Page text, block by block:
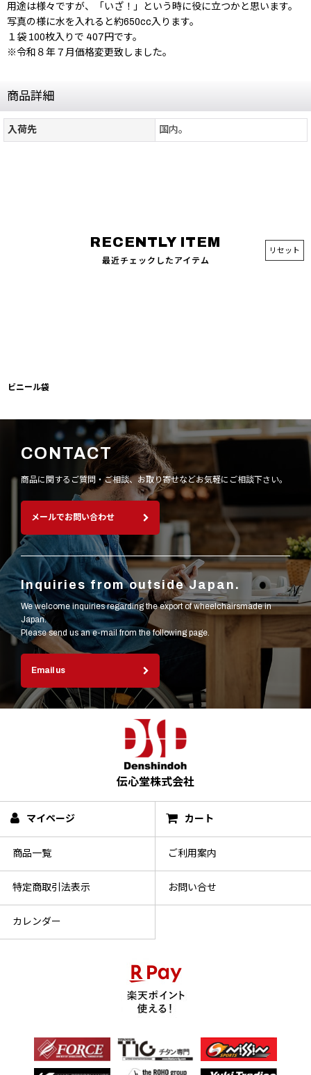
用途は様々ですが、「いざ！」という時に役に立つかと思います。
写真の様に水を入れると約650cc入ります。
１袋 100枚入りで 407円です。
※令和８年７月価格変更致しました。
商品詳細
入荷先 国内。
最近チェックしたアイテム
リセット
ビニール袋
CONTACT
商品に関するご質問・ご相談、お取り寄せなどお気軽にご相談下さい。
メールでお問い合わせ
Inquiries from outside Japan.
We welcome inquiries regarding the export of wheelchairsmade in
Japan.
Please send us an e-mail from the following page.
Email us
伝心堂株式会社
マイページ カート
商品一覧 ご利用案内
特定商取引法表示 お問い合せ
カレンダー